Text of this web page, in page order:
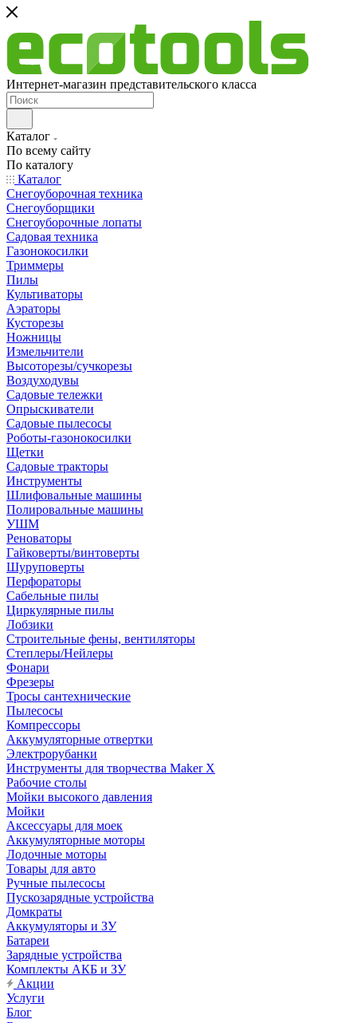
Интернет-магазин представительского класса
Каталог
По всему сайту
По каталогу
Каталог
Снегоуборочная техника
Снегоуборщики
Снегоуборочные лопаты
Садовая техника
Газонокосилки
Триммеры
Пилы
Культиваторы
Аэраторы
Кусторезы
Ножницы
Измельчители
Высоторезы/сучкорезы
Воздуходувы
Садовые тележки
Опрыскиватели
Садовые пылесосы
Роботы-газонокосилки
Щетки
Садовые тракторы
Инструменты
Шлифовальные машины
Полировальные машины
УШМ
Реноваторы
Гайковерты/винтоверты
Шуруповерты
Перфораторы
Сабельные пилы
Циркулярные пилы
Лобзики
Строительные фены, вентиляторы
Степлеры/Нейлеры
Фонари
Фрезеры
Тросы сантехнические
Пылесосы
Компрессоры
Аккумуляторные отвертки
Электрорубанки
Инструменты для творчества Maker X
Рабочие столы
Мойки высокого давления
Мойки
Аксессуары для моек
Аккумуляторные моторы
Лодочные моторы
Товары для авто
Ручные пылесосы
Пускозарядные устройства
Домкраты
Аккумуляторы и ЗУ
Батареи
Зарядные устройства
Комплекты АКБ и ЗУ
Акции
Услуги
Блог